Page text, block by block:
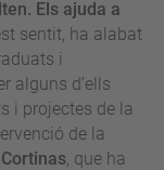
Els ajuda a
sentit, ha alabat
i
alguns d’ells
i projectes de la
de la
, que ha